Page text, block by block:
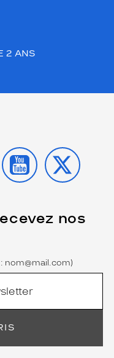
2 ANS
YOUTUBE
X
nos
nom@mail.com)